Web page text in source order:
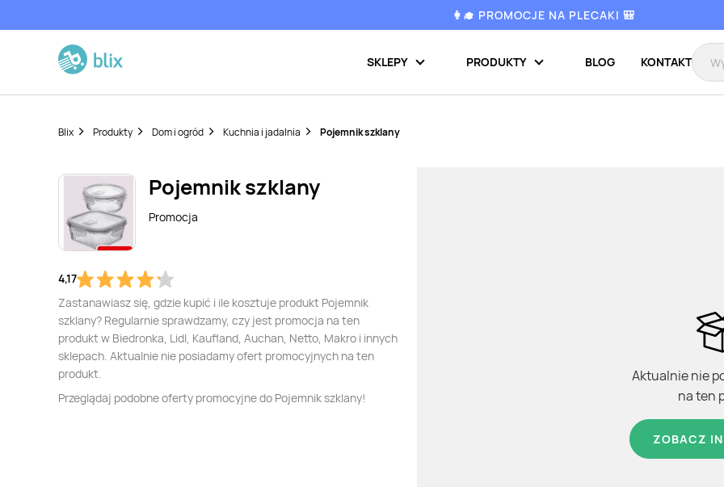
👩‍🎓 PROMOCJE NA PLECAKI 🎒
SKLEPY PRODUKTY BLOG KONTAKT
Blix Produkty Dom i ogród Kuchnia i jadalnia Pojemnik szklany
Pojemnik szklany
Promocja
4,17
Zastanawiasz się, gdzie kupić i ile kosztuje produkt Pojemnik
szklany? Regularnie sprawdzamy, czy jest promocja na ten
produkt w Biedronka, Lidl, Kaufland, Auchan, Netto, Makro i innych
sklepach. Aktualnie nie posiadamy ofert promocyjnych na ten
produkt.
Przeglądaj podobne oferty promocyjne do Pojemnik szklany!
Aktualnie nie
na ten
ZOBACZ